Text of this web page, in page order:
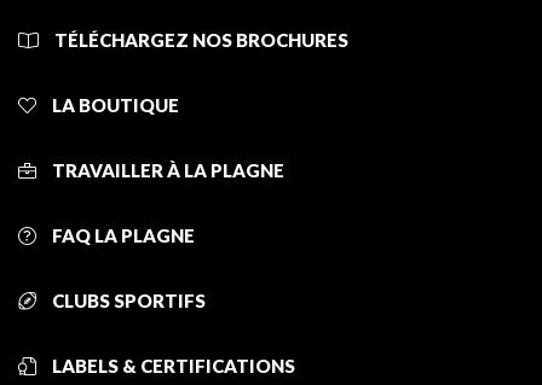
TÉLÉCHARGEZ NOS BROCHURES
LA BOUTIQUE
TRAVAILLER À LA PLAGNE
FAQ LA PLAGNE
CLUBS SPORTIFS
LABELS & CERTIFICATIONS